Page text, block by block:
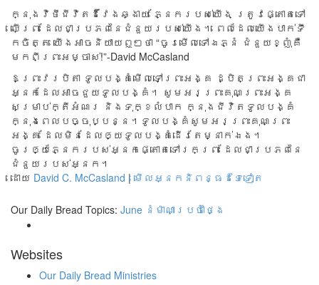
ក្នុង​វិថី​ជី​វិត​ដ៏​វែងឆ្ងា​យ ភ្នែក​រប​ស់​យើង ត្រូវ​ផ្តោត​ទៅ​
លើព្រះ​ ដែល​ជា​ប្រភព​នៃ​ជំនួយ​របស់​យើង​។ ពេល​ដែល​យើ​ង​បា​ក់ទឹ​
កចិ​ត្ត យើង​អាច​និ​យាយ​ឮ​ៗថា​ ​“ចូរ​មើល​ទៅ​ឯ​ភ្នំ ជំនួយខ្ញុំ​គឺ​
ម​កពីព្រះអម្ចាស់!”-David McCasland
ឱ​ព្រះវ​រ​បិតា ទូល​បង្គំ​មើ​លទៅព្រះ​អង្គ ដ្បិត​ព្រះ​អង្គជា​
អ្ន​កដែល​អាច​ជួយទូលបង្គំ។ សូម​អរ​ព្រះគុ​ណព្រះអ​ង្គ
សម្រាប់​ក្តី​អំណរ និ​ងទុ​ក្ខ​លំ​បាក ក្នុង​ជីវិ​ត​ទូល​ប​ង្គំ
ក្នុង​ពេ​លប​ច្ចុ​ប្បន្ន។​ ទូល​បង្គំ​សូ​ម​អរ​ព្រះគុណព្រះ​
អង្គ​ ដែល​មិន​ដែ​លឲ្យ​ទូ​លប​ង្គំ​ដើរ​តែ​ម្នា​ក់​ឯង។
ចូរ​ឲ្យ​ភ្នែករបស់អ្នកផ្តោតទៅរកព្រះ ​ដែលជា​ប្រភព​នៃ
ជំនួយ​របស់​អ្ន​ក។
ដោយ David C. McCasland | មើលអ្នកនិពន្ធដទៃទៀត
Our Daily Bread Topics: June នំម៉ាណាប្រចាំថ្ងៃ
Websites
Our Daily Bread Ministries